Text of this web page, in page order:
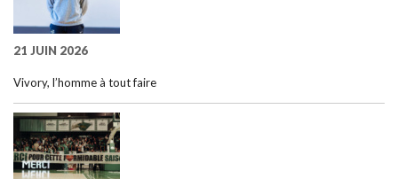
21 JUIN 2026
Vivory, l’homme à tout faire